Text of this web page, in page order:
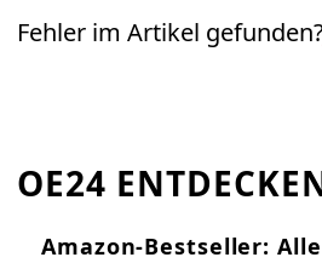
Fehler im Artikel
OE24
Amazon-Bestseller: